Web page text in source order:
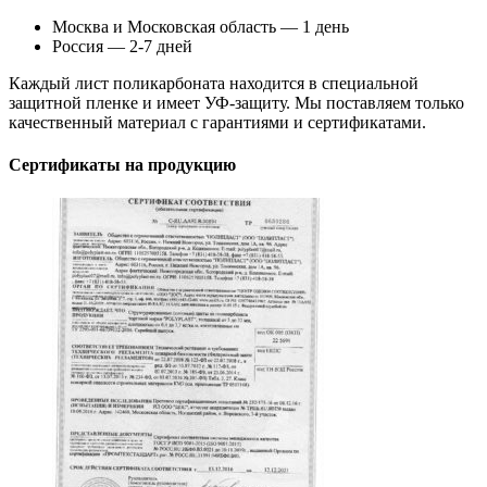
Москва и Московская область — 1 день
Россия — 2-7 дней
Каждый лист поликарбоната находится в специальной
защитной пленке и имеет УФ-защиту. Мы поставляем только
качественный материал с гарантиями и сертификатами.
Сертификаты на продукцию